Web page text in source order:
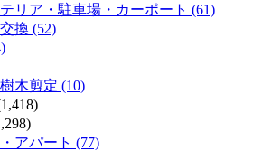
リア・駐車場・カーポート (61)
換 (52)
木剪定 (10)
アパート (77)